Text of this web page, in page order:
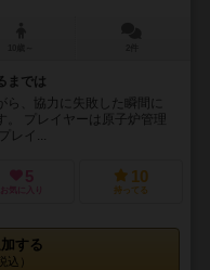
までは
ら、協力に失敗した瞬間に
。 プレイヤーは原子炉管理
レイ...
5
お気に入り
10
持ってる
する
込）